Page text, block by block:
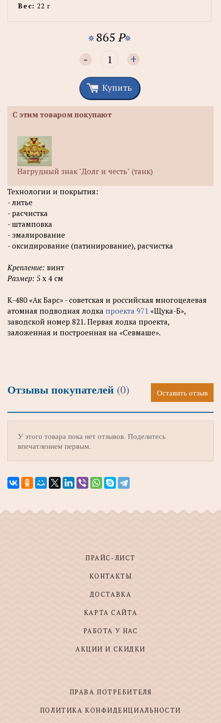
Вес: 22 г
865 P
- +
Купить
С этим товаром покупают
Нагрудный знак "Долг и честь" (танк)
Технологии и покрытия:
- литье
- расчистка
- штамповка
- эмалирование
- оксидирование (патинирование), расчистка
Крепление: винт
Размер: 5 х 4 см
К-480 «Ак Барс» - советская и российская многоцелевая
атомная подводная лодка проекта 971 «Щука-Б»,
заводской номер 821. Первая лодка проекта,
заложенная и построенная на «Севмаше».
Отзывы покупателей (0) Оставить отзыв
У этого товара пока нет отзывов. Поделитесь
впечатлением первым.
ПРАЙС-ЛИСТ
КОНТАКТЫ
ДОСТАВКА
КАРТА САЙТА
РАБОТА У НАС
АКЦИИ И СКИДКИ
ПРАВА ПОТРЕБИТЕЛЯ
ПОЛИТИКА КОНФИДЕНЦИАЛЬНОСТИ